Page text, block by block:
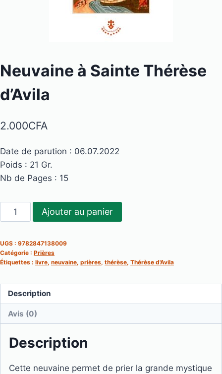
Neuvaine à Sainte Thérèse
d’Avila
2.000CFA
Date de parution : 06.07.2022
Poids : 21 Gr.
Nb de Pages : 15
quantité
de
à
Sainte
d'Avila
Ajouter au panier
UGS : 9782847138009
Catégorie : Prières
Étiquettes : livre, neuvaine, prières, thérèse, Thérèse d'Avila
Description
Avis (0)
Description
Cette neuvaine permet de prier la grande mystique